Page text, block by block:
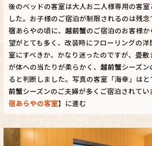
後のベッドの客室は大人お二人様専用の客
した。お子様のご宿泊が制限されるのは残念
宿あらやの頃に、 越前蟹のご宿泊のお客様
望がとても多く、改装時にフローリングの
室にすべきか、かなり迷ったのですが、畳
が体への当たりが柔らかく、 越前蟹シーズ
ると判断しました。写真の客室「海幸」はと
前蟹シーズンのご夫婦が多くご宿泊されてい
宿あらやの客室】に進む